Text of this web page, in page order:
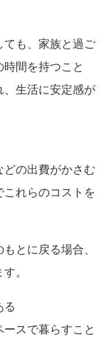
ても、家族と過ご
間を持つこと
、生活に安定感が
どの出費がかさむ
これらのコストを
とに戻る場合、
。
る
スで暮らすこと